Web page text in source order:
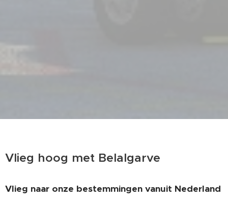
Vlieg hoog met Belalgarve
Vlieg naar onze bestemmingen vanuit Nederland